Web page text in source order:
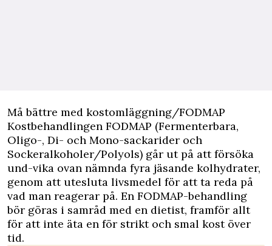
Må bättre med kostomläggning/FODMAP
Kostbehandlingen FODMAP (Fermenterbara,
Oligo-, Di- och Mono-sackarider och
Sockeralkoholer/Polyols) går ut på att försöka
und-vika ovan nämnda fyra jäsande kolhydrater,
genom att utesluta livsmedel för att ta reda på
vad man reagerar på. En FODMAP-behandling
bör göras i samråd med en dietist, framför allt
för att inte äta en för strikt och smal kost över
tid.